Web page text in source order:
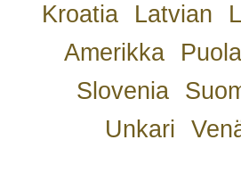
Kroatia
Latvian
Amerikka
Puola
Slovenia
Unkari